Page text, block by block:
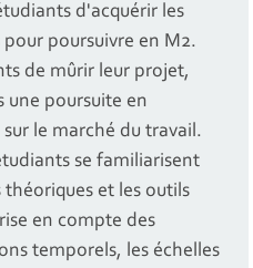
d'acquérir les
poursuivre en M2.
de mûrir leur projet,
une poursuite en
le marché du travail.
se familiarisent
et les outils
en compte des
temporels, les échelles